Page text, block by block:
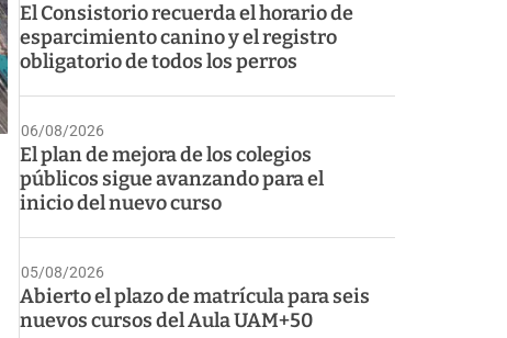
El Consistorio recuerda el horario de
esparcimiento canino y el registro
obligatorio de todos los perros
06/08/2026
El plan de mejora de los colegios
públicos sigue avanzando para el
inicio del nuevo curso
05/08/2026
Abierto el plazo de matrícula para seis
nuevos cursos del Aula UAM+50